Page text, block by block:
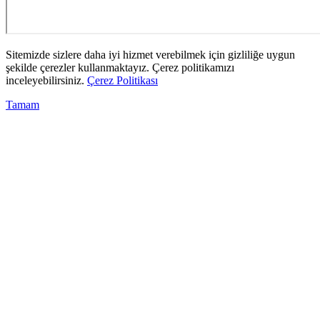
Sitemizde sizlere daha iyi hizmet verebilmek için gizliliğe uygun
şekilde çerezler kullanmaktayız. Çerez politikamızı
inceleyebilirsiniz. Çerez Politikası
Tamam